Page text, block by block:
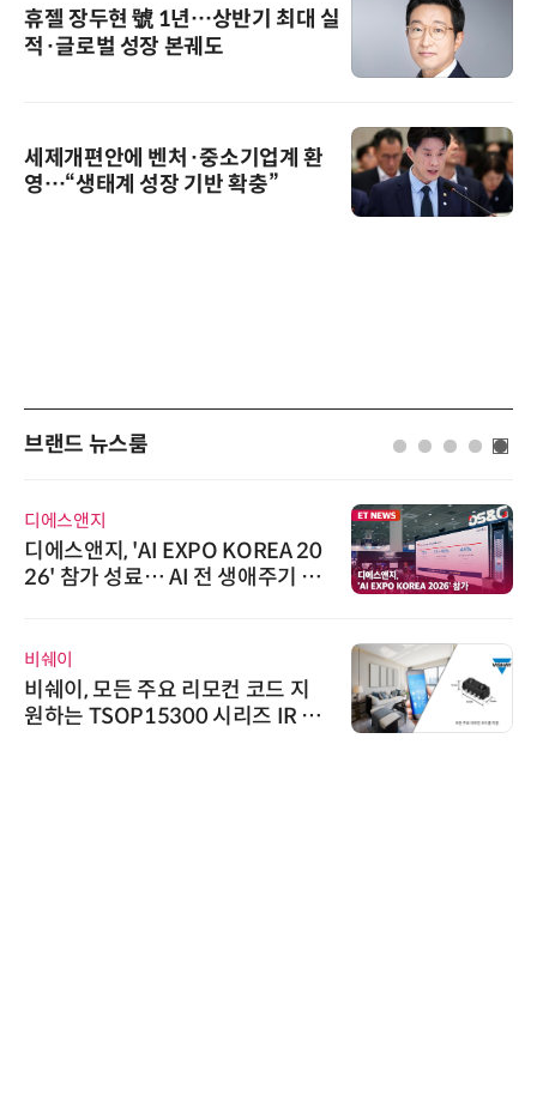
휴젤 장두현 號 1년…상반기 최대 실
적·글로벌 성장 본궤도
세제개편안에 벤처·중소기업계 환
영…“생태계 성장 기반 확충”
브랜드 뉴스룸
디에스앤지
디에스앤지, 'AI EXPO KOREA 20
26' 참가 성료… AI 전 생애주기 아
비쉐이
비쉐이, 모든 주요 리모컨 코드 지
원하는 TSOP15300 시리즈 IR 수